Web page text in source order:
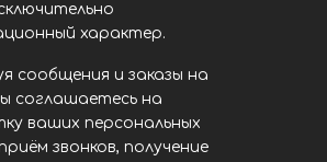
характер.
сообщения и заказы на
соглашаетесь на
ваших персональных
звонков, получение